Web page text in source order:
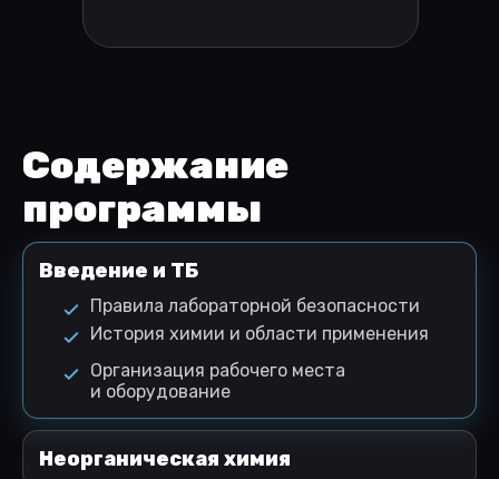
Содержание
программы
Введение и ТБ
Правила лабораторной безопасности
История химии и области применения
Организация рабочего места
и оборудование
Неорганическая химия